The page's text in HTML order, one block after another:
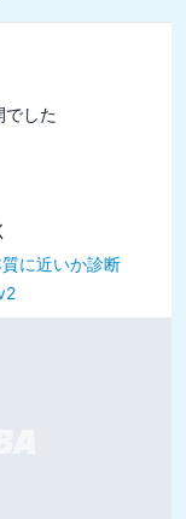
診断